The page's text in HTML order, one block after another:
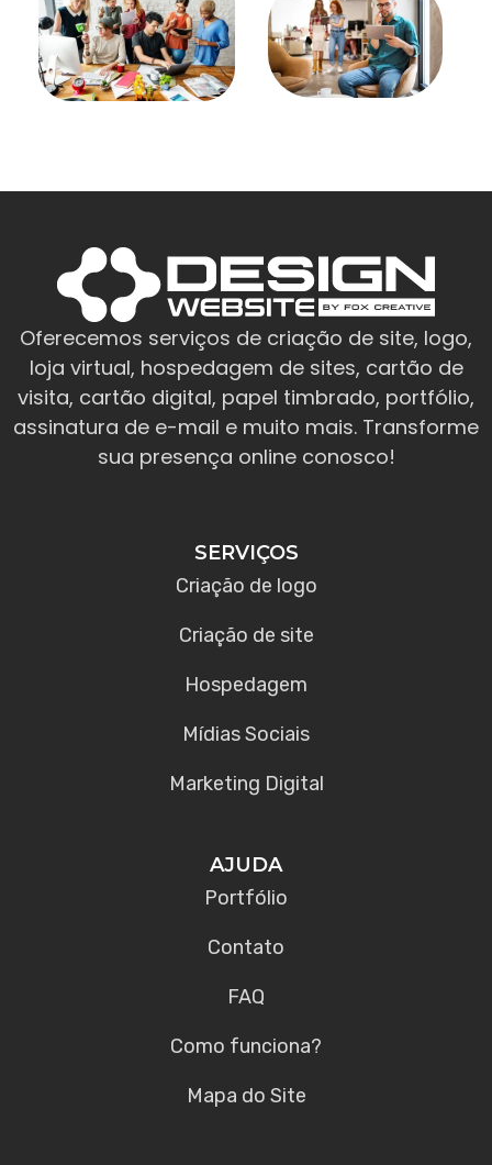
Oferecemos serviços de criação de site, logo,
loja virtual, hospedagem de sites, cartão de
visita, cartão digital, papel timbrado, portfólio,
assinatura de e-mail e muito mais. Transforme
sua presença online conosco!
SERVIÇOS
Criação de logo
Criação de site
Hospedagem
Mídias Sociais
Marketing Digital
AJUDA
Portfólio
Contato
FAQ
Como funciona?
Mapa do Site